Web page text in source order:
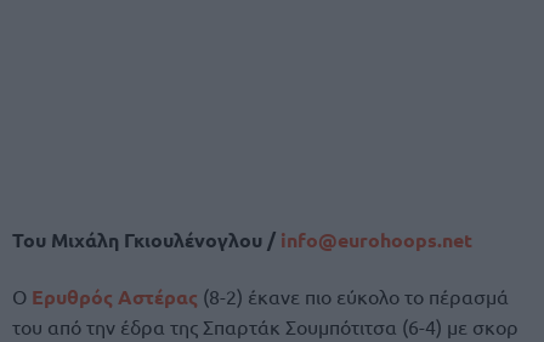
Του Μιχάλη Γκιουλένογλου / info@eurohoops.net
Ο Ερυθρός Αστέρας (8-2) έκανε πιο εύκολο το πέρασμά
του από την έδρα της Σπαρτάκ Σουμπότιτσα (6-4) με σκορ